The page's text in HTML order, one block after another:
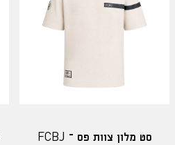
סט מלון צוות פס – FCBJ